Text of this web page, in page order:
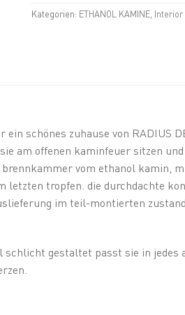
Kategorien: ETHANOL KAMINE Interior
schönes zuhause von RADIUS
am offenen kaminfeuer sitzen
vom ethanol kamin,
letzten tropfen. die durchdachte
im teil-montierten
gestaltet passt sie in jedes